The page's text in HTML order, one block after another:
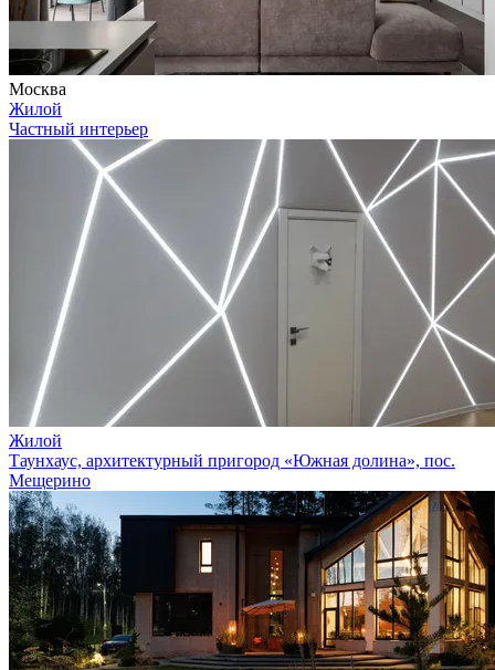
Москва
Жилой
Частный интерьер
Жилой
Таунхаус, архитектурный пригород «Южная долина», пос.
Мещерино